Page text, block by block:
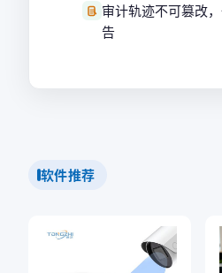
审计轨迹不可篡改
告
软件推荐